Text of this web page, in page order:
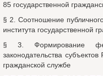
85 государственной
§ 2. Соотношение
института государственной
§ 3. Формирование
законодательства
гражданской службе